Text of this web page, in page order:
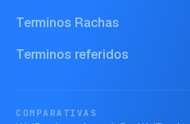
Terminos Rachas
Terminos referidos
COMPARATIVAS